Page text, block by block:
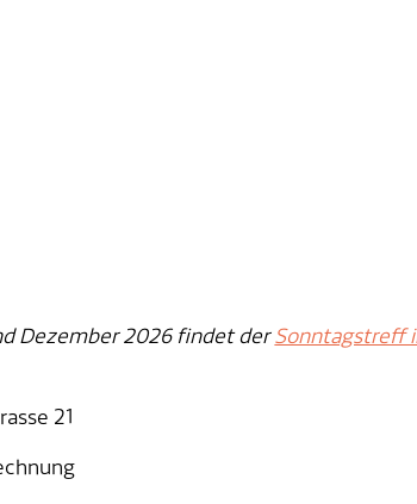
Dezember 2026 findet derSonntagstreff
21